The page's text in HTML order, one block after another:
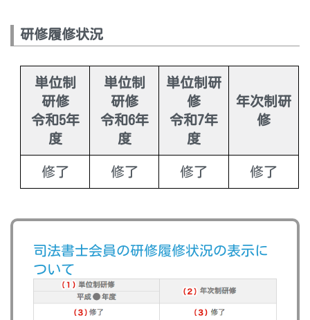
研修履修状況
単位制
研修
令和5年
度
単位制
研修
令和6年
度
単位制研
修
令和7年
度
年次制研
修
修了 修了 修了 修了
司法書士会員の研修履修状況の表示に
ついて